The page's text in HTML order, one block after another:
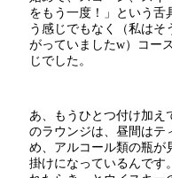
をもう一度！」という舌
う感じでもなく（私はそ
がっていましたw）コー
じでした。
あ、もうひとつ付け加え
のラウンジは、昼間はテ
め、アルコール類の瓶が
掛けになっているんです